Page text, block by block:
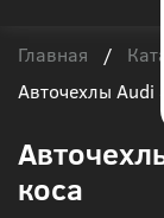
Главная /
Авточехлы Audi
коса